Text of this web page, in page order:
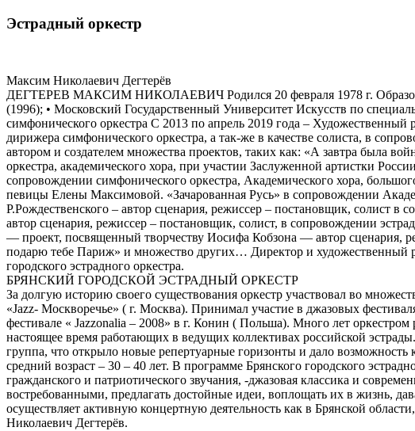
Эстрадный оркестр
Максим Николаевич Дегтерёв
ДЕГТЕРЕВ МАКСИМ НИКОЛАЕВИЧ Родился 20 февраля 1978 г.
(1996); • Московский Государственный Университет Искусств по
симфонического оркестра С 2013 по апрель 2019 года –
дирижера симфонического оркестра, а так-же в качестве солиста, в
автором и создателем множества проектов, таких как: «А завтра была
оркестра, академического хора, при участии Заслуженной артистки
сопровождении симфонического оркестра, Академического хора,
певицы Елены Максимовой. «Зачарованная Русь» в сопровождении
Р.Рождественского – автор сценария, режиссер – постановщик, солист
автор сценария, режиссер – постановщик, солист, в сопровождении
— проект, посвященный творчеству Иосифа Кобзона — автор
подарю тебе Париж» и множество других… Директор и художественный
городского эстрадного оркестра.
БРЯНСКИЙ ГОРОДСКОЙ ЭСТРАДНЫЙ ОРКЕСТР
За долгую историю своего существования оркестр участвовал во
«Jazz- Москворечье» ( г. Москва). Принимал участие в джазовых
фестивале « Jazzonalia – 2008» в г. Конин ( Польша). Много лет
настоящее время работающих в ведущих коллективах российской
группа, что открыло новые репертуарные горизонты и дало
средний возраст – 30 – 40 лет. В программе Брянского городского
гражданского и патриотического звучания, -джазовая классика и
востребованными, предлагать достойные идеи, воплощать их в жизнь,
осуществляет активную концертную деятельность как в Брянской
Николаевич Дегтерёв.